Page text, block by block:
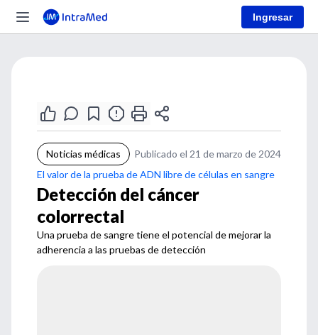
Ingresar
Noticias médicas
Publicado el 21 de marzo de 2024
El valor de la prueba de ADN libre de células en sangre
Detección del cáncer
colorrectal
Una prueba de sangre tiene el potencial de mejorar la
adherencia a las pruebas de detección